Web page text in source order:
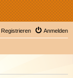
Anmelden
Registrieren